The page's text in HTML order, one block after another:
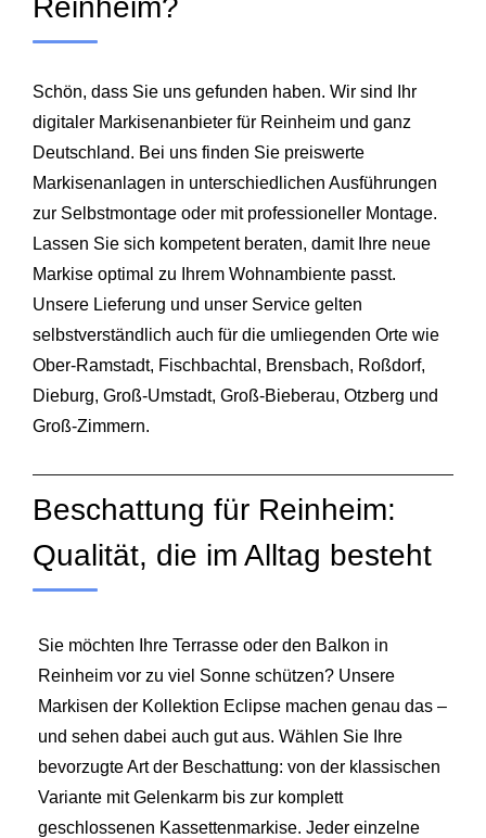
Reinheim?
Schön, dass Sie uns gefunden haben. Wir sind Ihr
digitaler Markisenanbieter für Reinheim und ganz
Deutschland. Bei uns finden Sie preiswerte
Markisenanlagen in unterschiedlichen Ausführungen
zur Selbstmontage oder mit professioneller Montage.
Lassen Sie sich kompetent beraten, damit Ihre neue
Markise optimal zu Ihrem Wohnambiente passt.
Unsere Lieferung und unser Service gelten
selbstverständlich auch für die umliegenden Orte wie
Ober‑Ramstadt, Fischbachtal , Brensbach, Roßdorf,
Dieburg, Groß‑Umstadt, Groß‑Bieberau, Otzberg und
Groß‑Zimmern.
Beschattung für Reinheim:
Qualität, die im Alltag besteht
Sie möchten Ihre Terrasse oder den Balkon in
Reinheim vor zu viel Sonne schützen? Unsere
Markisen der Kollektion Eclipse machen genau das –
und sehen dabei auch gut aus. Wählen Sie Ihre
bevorzugte Art der Beschattung: von der klassischen
Variante mit Gelenkarm bis zur komplett
geschlossenen Kassettenmarkise. Jeder einzelne